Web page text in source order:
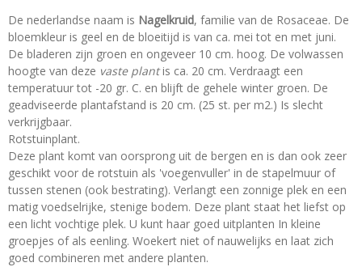
De nederlandse naam is Nagelkruid, familie van de Rosaceae. De
bloemkleur is geel en de bloeitijd is van ca. mei tot en met juni.
De bladeren zijn groen en ongeveer 10 cm. hoog. De volwassen
hoogte van deze vaste plantis ca. 20 cm. Verdraagt een
temperatuur tot -20 gr. C. en blijft de gehele winter groen. De
geadviseerde plantafstand is 20 cm. (25 st. per m2.) Is slecht
verkrijgbaar.
Rotstuinplant.
Deze plant komt van oorsprong uit de bergen en is dan ook zeer
geschikt voor de rotstuin als 'voegenvuller' in de stapelmuur of
tussen stenen (ook bestrating). Verlangt een zonnige plek en een
matig voedselrijke, stenige bodem. Deze plant staat het liefst op
een licht vochtige plek. U kunt haar goed uitplanten In kleine
groepjes of als eenling. Woekert niet of nauwelijks en laat zich
goed combineren met andere planten.